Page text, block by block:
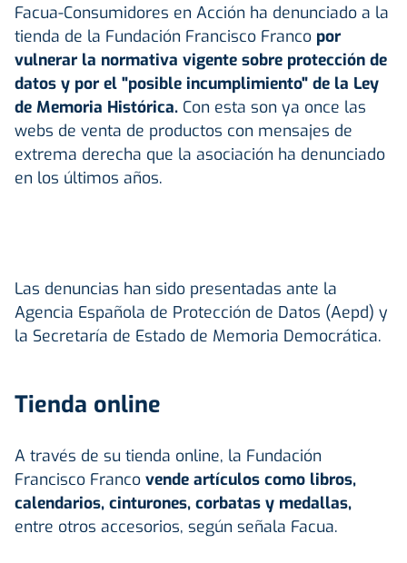
Facua-Consumidores en Acción ha denunciado a la
tienda de la Fundación Francisco Franco por
vulnerar la normativa vigente sobre protección de
datos y por el "posible incumplimiento" de la Ley
de Memoria Histórica. Con esta son ya once las
webs de venta de productos con mensajes de
extrema derecha que la asociación ha denunciado
en los últimos años.
Las denuncias han sido presentadas ante la
Agencia Española de Protección de Datos (Aepd) y
la Secretaría de Estado de Memoria Democrática.
Tienda online
A través de su tienda online, la Fundación
Francisco Franco vende artículos como libros,
calendarios, cinturones, corbatas y medallas,
entre otros accesorios, según señala Facua.